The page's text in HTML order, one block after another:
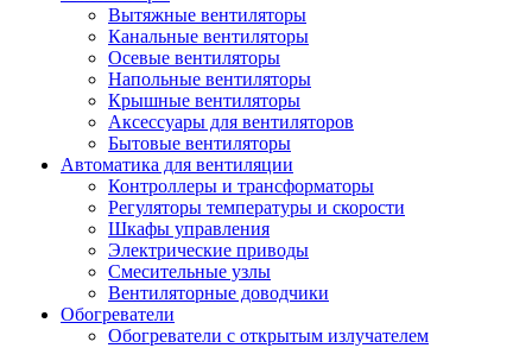
Вытяжные вентиляторы
Канальные вентиляторы
Осевые вентиляторы
Напольные вентиляторы
Крышные вентиляторы
Аксессуары для вентиляторов
Бытовые вентиляторы
Автоматика для вентиляции
Контроллеры и трансформаторы
Регуляторы температуры и скорости
Шкафы управления
Электрические приводы
Смесительные узлы
Вентиляторные доводчики
Обогреватели
Обогреватели с открытым излучателем